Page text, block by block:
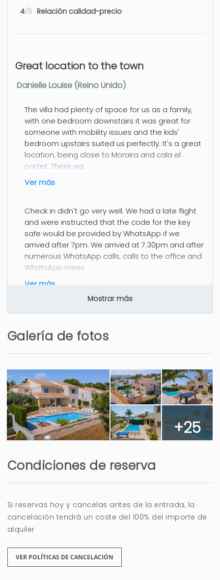
4/5 Relación calidad-precio
Great location to the town
Danielle Louise (Reino Unido)
The villa had plenty of space for us as a family,
with one bedroom downstairs it was great for
someone with mobility issues and the kids'
bedroom upstairs suited us perfectly. It's a great
location, being close to Moraira and cala el
portet. There wa
ver más
Check in didn't go very well. We had a late flight
and were instructed that the code for the key
safe would be provided by WhatsApp if we
arrived after 7pm. We arrived at 7.30pm and after
numerous WhatsApp calls, calls to the office and
WhatsApp mess
ver más
teléfono de atención al cliente que
atiende las 24h. No sé si hubo algún
problema al ponerse en contacto
con nosotros y le pedimos
disculpas si fue así. Agradecemos
sus comentarios y también que
haya disfrutado de su
ver más
Sergio (España)
casa y hemos pasado unos grandes días. Sin
duda lo recomendaríamos
Mostrar más
Galería de fotos
+25
Condiciones de reserva
Si reservas hoy y cancelas antes de la entrada, la
cancelación tendrá un coste del 100% del importe de
alquiler
VER POLÍTICAS DE CANCELACIÓN